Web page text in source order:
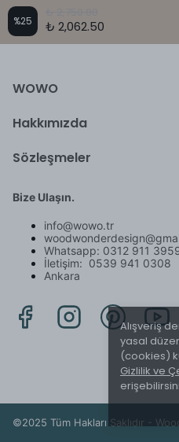
Alışveriş
yasal
(cookies)
Gizlilik ve
%25 ₺ 2,062.50
WOWO
Hakkımızda
Sözleşmeler
Bize Ulaşın.
info@wowo.tr
Whatsapp: 0312 911
İletişim: 0539 941 0308
Ankara
©2025 Tüm Hakları Saklıdır -